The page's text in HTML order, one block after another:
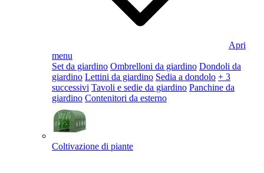
Apri
menu
Set da giardino Ombrelloni da giardino Dondoli da
giardino Lettini da giardino Sedia a dondolo + 3
successivi Tavoli e sedie da giardino Panchine da
giardino Contenitori da esterno
Coltivazione di piante